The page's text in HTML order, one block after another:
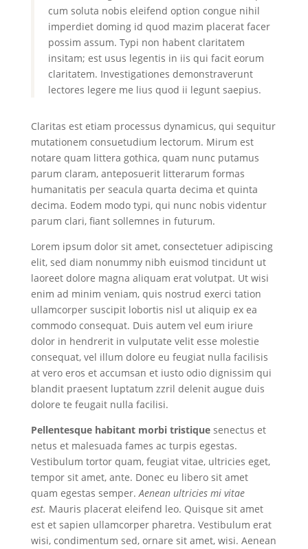
cum soluta nobis eleifend option congue nihil
imperdiet doming id quod mazim placerat facer
possim assum. Typi non habent claritatem
insitam; est usus legentis in iis qui facit eorum
claritatem. Investigationes demonstraverunt
lectores legere me lius quod ii legunt saepius.
Claritas est etiam processus dynamicus, qui sequitur
mutationem consuetudium lectorum. Mirum est
notare quam littera gothica, quam nunc putamus
parum claram, anteposuerit litterarum formas
humanitatis per seacula quarta decima et quinta
decima. Eodem modo typi, qui nunc nobis videntur
parum clari, fiant sollemnes in futurum.
Lorem ipsum dolor sit amet, consectetuer adipiscing
elit, sed diam nonummy nibh euismod tincidunt ut
laoreet dolore magna aliquam erat volutpat. Ut wisi
enim ad minim veniam, quis nostrud exerci tation
ullamcorper suscipit lobortis nisl ut aliquip ex ea
commodo consequat. Duis autem vel eum iriure
dolor in hendrerit in vulputate velit esse molestie
consequat, vel illum dolore eu feugiat nulla facilisis
at vero eros et accumsan et iusto odio dignissim qui
blandit praesent luptatum zzril delenit augue duis
dolore te feugait nulla facilisi.
Pellentesque habitant morbi tristiquesenectus et
netus et malesuada fames ac turpis egestas.
Vestibulum tortor quam, feugiat vitae, ultricies eget,
tempor sit amet, ante. Donec eu libero sit amet
quam egestas semper.Aenean ultricies mi vitae
est. Mauris placerat eleifend leo. Quisque sit amet
est et sapien ullamcorper pharetra. Vestibulum erat
wisi, condimentum sed, ornare sit amet, wisi. Aenean